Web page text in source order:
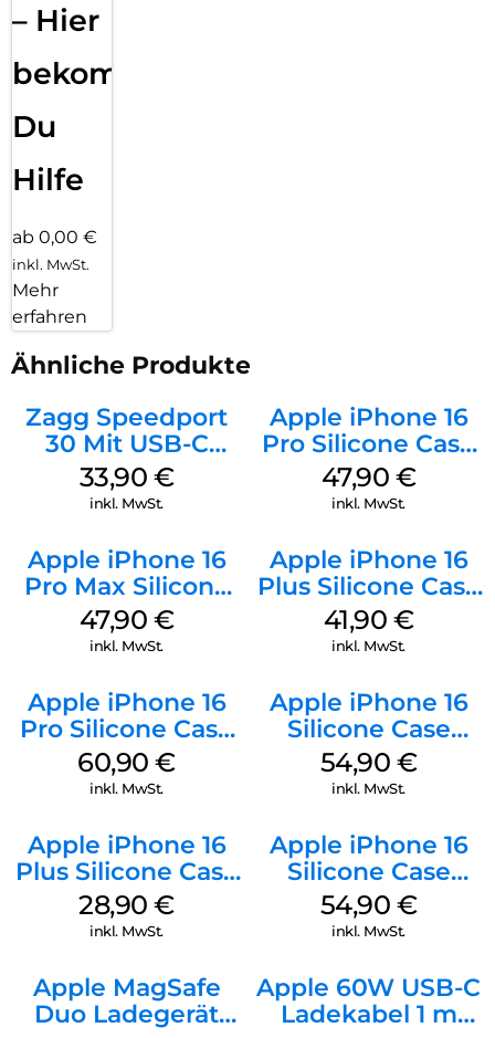
– Hier
bekommst
Du
Hilfe
ab 0,00 €
inkl. MwSt.
Mehr
erfahren
Ähnliche Produkte
Zagg Speedport
30 Mit USB-C
Kabel Weiß
33,90 €
inkl. MwSt.
Apple iPhone 16
Pro Silicone Case
MagSafe Denim
47,90 €
inkl. MwSt.
Apple iPhone 16
Pro Max Silicone
Case MagSafe
Black
47,90 €
inkl. MwSt.
Apple iPhone 16
Plus Silicone Case
MagSafe Stone
Gray
41,90 €
inkl. MwSt.
Apple iPhone 16
Pro Silicone Case
MagSafe Stone
Gray
60,90€
inkl. MwSt.
Apple iPhone 16
Silicone Case
MagSafe Lake
Green
54,90 €
inkl. MwSt.
Apple iPhone 16
Plus Silicone Case
MagSafe Black
28,90€
inkl. MwSt.
Apple iPhone 16
Silicone Case
MagSafe Black
54,90 €
inkl. MwSt.
Apple MagSafe
Duo Ladegerät
Apple 60W USB-C
Ladekabel 1 m